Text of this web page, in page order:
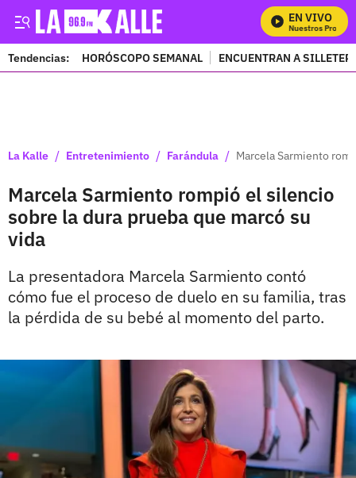
EN VIVO
Mira Todos Nuestros
Tendencias: HORÓSCOPO SEMANAL ENCUENTRAN A
La Kalle / Entretenimiento / Farándula / Marcela Sarmiento
Marcela Sarmiento rompió el silencio
sobre la dura prueba que marcó su
vida
La presentadora Marcela Sarmiento contó
cómo fue el proceso de duelo en su familia, tras
la pérdida de su bebé al momento del parto.